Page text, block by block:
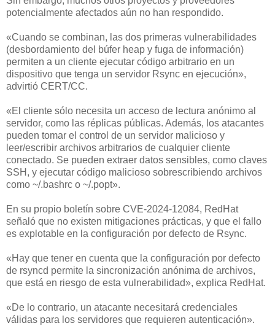
potencialmente afectados aún no han respondido.
«Cuando se combinan, las dos primeras vulnerabilidades
(desbordamiento del búfer heap y fuga de información)
permiten a un cliente ejecutar código arbitrario en un
dispositivo que tenga un servidor Rsync en ejecución»,
advirtió CERT/CC.
«El cliente sólo necesita un acceso de lectura anónimo al
servidor, como las réplicas públicas. Además, los atacantes
pueden tomar el control de un servidor malicioso y
leer/escribir archivos arbitrarios de cualquier cliente
conectado. Se pueden extraer datos sensibles, como claves
SSH, y ejecutar código malicioso sobrescribiendo archivos
como ~/.bashrc o ~/.popt».
En su propio boletín sobre CVE-2024-12084, RedHat
señaló que no existen mitigaciones prácticas, y que el fallo
es explotable en la configuración por defecto de Rsync.
«Hay que tener en cuenta que la configuración por defecto
de rsyncd permite la sincronización anónima de archivos,
que está en riesgo de esta vulnerabilidad», explica RedHat.
«De lo contrario, un atacante necesitará credenciales
válidas para los servidores que requieren autenticación».